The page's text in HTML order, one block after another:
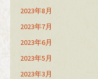
2023年8月
2023年7月
2023年6月
2023年5月
2023年3月